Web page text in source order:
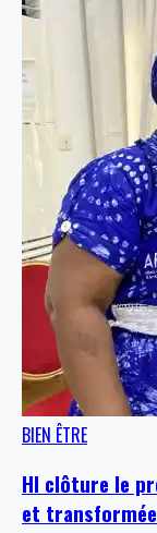
BIEN ÊTRE
HI clôture le
et